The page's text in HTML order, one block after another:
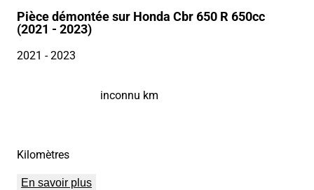
Pièce démontée sur Honda Cbr 650 R 650cc
(2021 - 2023)
2021 - 2023
Kilomètres
inconnu km
En savoir plus